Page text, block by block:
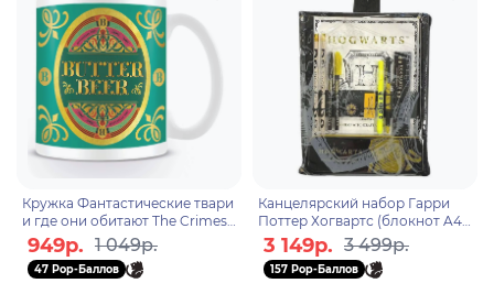
Кружка Фантастические твари
и где они обитают The Crimes
of Grindelwald 315мл MG25228
949р. 1 049р.
47 Pop-Баллов
Канцелярский набор Гарри
Поттер Хогвартс (блокнот A4
36 листов, 2 карандаша, 1
шариковая ручка, 2 ге
3 149р. 3 499р.
157 Pop-Баллов